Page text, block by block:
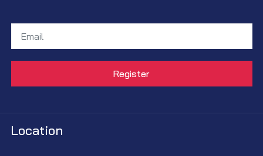
Location